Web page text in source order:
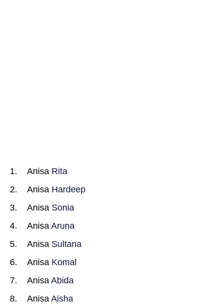
Anisa Rita
Anisa Hardeep
Anisa Sonia
Anisa Aruna
Anisa Sultana
Anisa Komal
Anisa Abida
Anisa Aisha